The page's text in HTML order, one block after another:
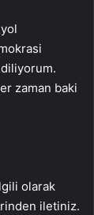
zaman baki
olarak
iletiniz.